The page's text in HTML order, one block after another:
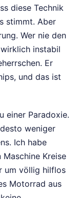
diese Technik
stimmt. Aber
Wer nie den
instabil
Er
und das ist
einer Paradoxie.
weniger
Ich habe
Kreise
um völlig hilflos
Motorrad aus